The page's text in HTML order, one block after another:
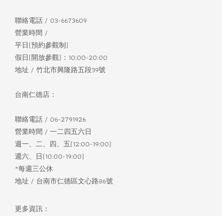
聯絡電話 / 03-6673609
營業時間 /
平日(預約參觀制)
假日(開放參觀)：10:00-20:00
地址 / 竹北市興隆路五段39號
台南仁德店：
聯絡電話 / 06-2791926
營業時間 / 一二四五六日
週一、二、四、五(12:00-19:00)
週六、日(10:00-19:00)
*每週三公休
地址 / 台南市仁德區文心路86號
更多資訊：